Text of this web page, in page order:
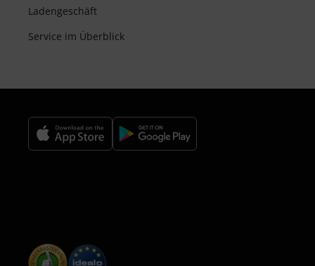
Ladengeschäft
Service im Überblick